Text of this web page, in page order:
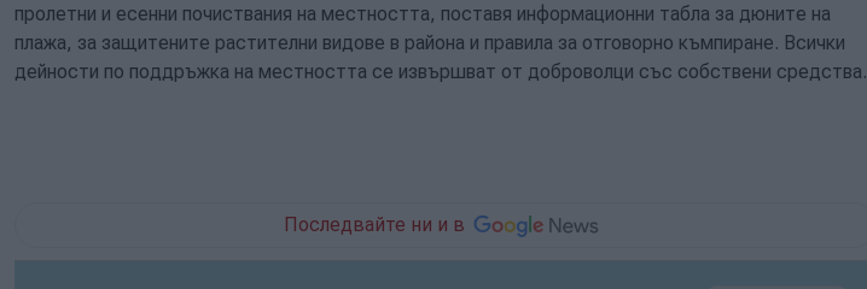
пролетни и есенни почиствания на местността, поставя информационни табла за дюните на
плажа, за защитените растителни видове в района и правила за отговорно къмпиране. Всички
дейности по поддръжка на местността се извършват от доброволци със собствени средства.
Последвайте ни и в